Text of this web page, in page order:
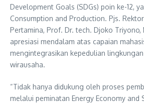
Development Goals (SDGs) poin ke-12,
Consumption and Production. Pjs.
Pertamina, Prof. Dr. tech. Djoko Triyono,
apresiasi mendalam atas capaian
mengintegrasikan kepedulian
wirausaha.
“Tidak hanya didukung oleh proses
melalui peminatan Energy Economy and